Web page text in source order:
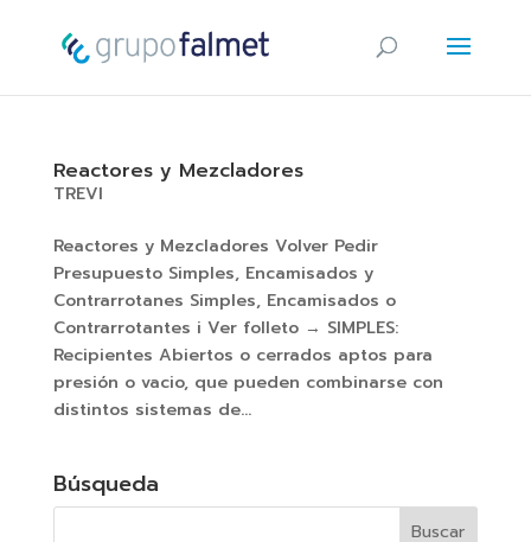
Reactores y Mezcladores
TREVI
Reactores y Mezcladores Volver Pedir
Presupuesto Simples, Encamisados y
Contrarrotanes Simples, Encamisados o
Contrarrotantes i Ver folleto → SIMPLES:
Recipientes Abiertos o cerrados aptos para
presión o vacio, que pueden combinarse con
distintos sistemas de...
Búsqueda